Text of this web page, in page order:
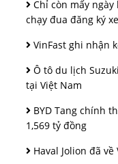
Chỉ còn mấy
chạy đua đăng ký
VinFast ghi nhận
Ô tô du lịch
tại Việt Nam
BYD Tang chính
1,569 tỷ đồng
Haval Jolion đã